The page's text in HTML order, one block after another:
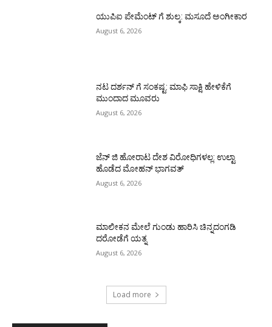
ಯುಪಿಐ ಪೇಮೆಂಟ್ ಗೆ ಶುಲ್ಕ: ಮಸೂದೆ ಅಂಗೀಕಾರ
August 6, 2026
ನಟ ದರ್ಶನ್ ಗೆ ಸಂಕಷ್ಟ: ಮಾಫಿ ಸಾಕ್ಷಿ ಹೇಳಿಕೆಗೆ
ಮುಂದಾದ ಮೂವರು
August 6, 2026
ಜೆನ್ ಜಿ ಹೋರಾಟ ದೇಶ ವಿರೋಧಿಗಳಲ್ಲ: ಉಲ್ಟಾ
ಹೊಡೆದ ಮೋಹನ್ ಭಾಗವತ್
August 6, 2026
ಮಾಲೀಕನ ಮೇಲೆ ಗುಂಡು ಹಾರಿಸಿ ಚಿನ್ನದಂಗಡಿ
ದರೋಡೆಗೆ ಯತ್ನ
August 6, 2026
Load more